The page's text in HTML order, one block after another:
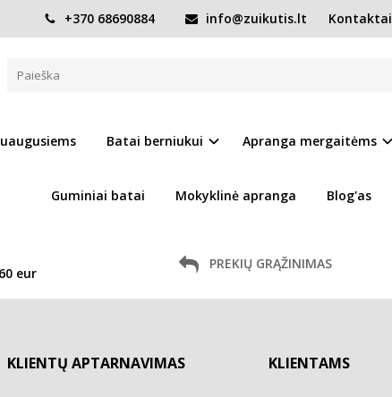
+370 68690884 info@zuikutis.lt Kontaktai
Batai berniukui Apranga mergaitėms
Guminiai batai Mokyklinė apranga Blog'as
eur
PREKIŲ GRĄŽINIMAS
KLIENTŲ APTARNAVIMAS KLIENTAMS